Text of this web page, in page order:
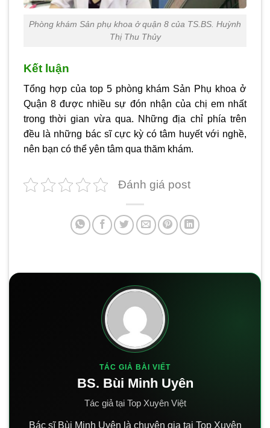
Phòng khám Sản phụ khoa ở quận 8 của TS.BS. Huỳnh
Thị Thu Thủy
Kết luận
Tổng hợp của top 5 phòng khám Sản Phụ khoa ở
Quận 8 được nhiều sự đón nhận của chị em nhất
trong thời gian vừa qua. Những địa chỉ phía trên
đều là những bác sĩ cực kỳ có tâm huyết với nghề,
nên bạn có thể yên tâm qua thăm khám.
Đánh giá post
TÁC GIẢ BÀI VIẾT
BS. Bùi Minh Uyên
Tác giả tại Top Xuyên Việt
Bác sĩ Bùi Minh Uyên là chuyên gia tại Top Xuyên